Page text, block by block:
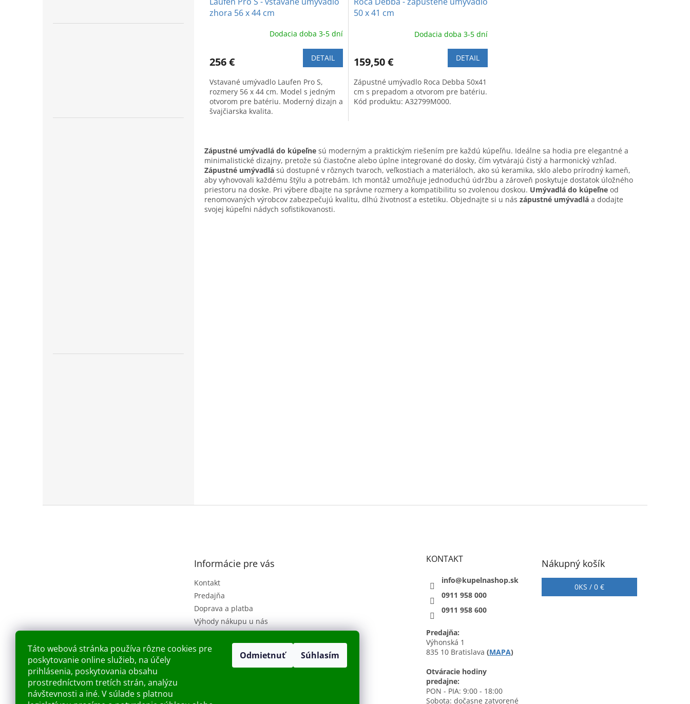
Táto webová stránka používa rôzne cookies pre
poskytovanie online služieb, na účely
prihlásenia, poskytovania obsahu
prostredníctvom tretích strán, analýzu
návštevnosti a iné. V súlade s platnou
Odmietnuť Súhlasím
zhora 56 x 44 cm
Dodacia doba 3-5 dní
256 € DETAIL
Vstavané umývadlo Laufen Pro S,
rozmery 56 x 44 cm. Model s jedným
otvorom pre batériu. Moderný dizajn a
švajčiarska kvalita.
50 x 41 cm
Dodacia doba 3-5 dní
159,50 € DETAIL
Zápustné umývadlo Roca Debba 50x41
cm s prepadom a otvorom pre batériu.
Kód produktu: A32799M000.
l
á
d
a
c
i
Zápustné umývadlá do kúpeľne sú moderným a praktickým riešením pre každú kúpeľňu. Ideálne sa hodia pre elegantné a
minimalistické dizajny, pretože sú čiastočne alebo úplne integrované do dosky, čím vytvárajú čistý a harmonický vzhľad.
Zápustné umývadlá sú dostupné v rôznych tvaroch, veľkostiach a materiáloch, ako sú keramika, sklo alebo prírodný kameň,
aby vyhovovali každému štýlu a potrebám. Ich montáž umožňuje jednoduchú údržbu a zároveň poskytuje dostatok úložného
priestoru na doske. Pri výbere dbajte na správne rozmery a kompatibilitu so zvolenou doskou. Umývadlá do kúpeľne od
renomovaných výrobcov zabezpečujú kvalitu, dlhú životnosť a estetiku. Objednajte si u nás zápustné umývadlá a dodajte
svojej kúpeľni nádych sofistikovanosti.
Informácie pre vás
Kontakt
Predajňa
Doprava a platba
Výhody nákupu u nás
Ochrana osobných údajov
Náš príbeh
KONTAKT
info@kupelnashop.sk
0911 958 000
0911 958 600
Predajňa:
Výhonská 1
835 10 Bratislava (MAPA)
Otváracie hodiny
predajne:
PON - PIA: 9:00 - 18:00
Sobota: dočasne zatvorené
Nákupný košík
0KS /0 €